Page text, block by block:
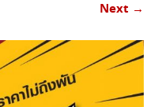
Next →